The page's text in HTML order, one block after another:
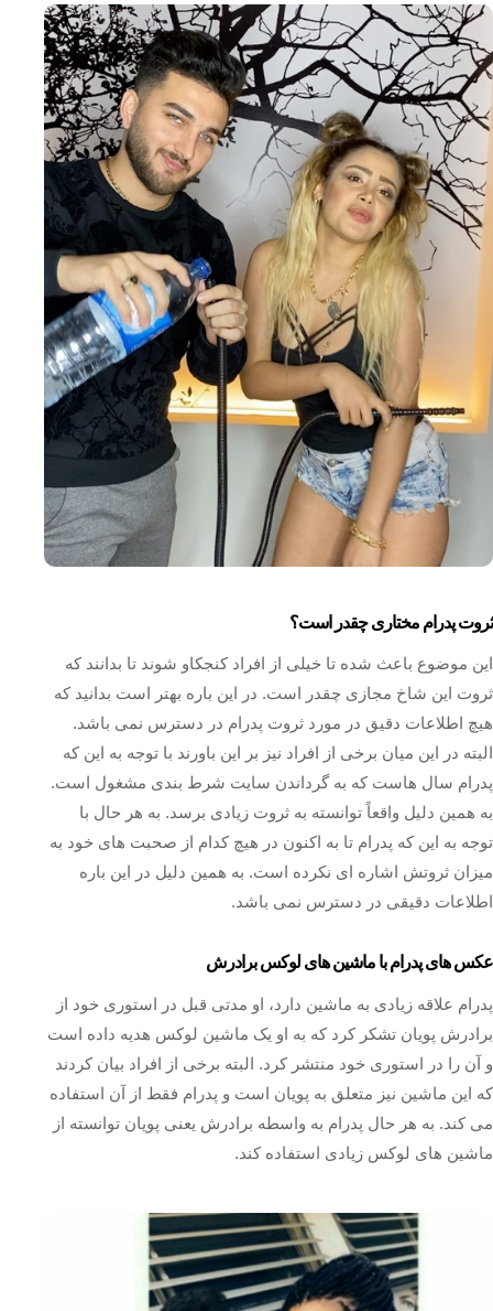
ثروت پدرام مختاری چقدر است؟
این موضوع باعث شده تا خیلی از افراد کنجکاو شوند تا بدانند که
ثروت این شاخ مجازی چقدر است. در این باره بهتر است بدانید که
هیچ اطلاعات دقیق در مورد ثروت پدرام در دسترس نمی‌ باشد.
البته در این میان برخی از افراد نیز بر این باورند با توجه به این که
پدرام سال‌ هاست که به گرداندن سایت شرط‌ بندی مشغول است.
به همین دلیل واقعاً توانسته به ثروت زیادی برسد. به هر حال با
توجه به این که پدرام تا به اکنون در هیچ کدام از صحبت‌ های خود به
میزان ثروتش اشاره‌ ای نکرده است. به همین دلیل در این باره
اطلاعات دقیقی در دسترس نمی باشد.
عکس های پدرام با ماشین های لوکس برادرش
پدرام علاقه زیادی به ماشین دارد، او مدتی قبل در استوری خود از
برادرش پویان تشکر کرد که به او یک ماشین لوکس هدیه داده است
و آن را در استوری خود منتشر کرد. البته برخی از افراد بیان کردند
که این ماشین نیز متعلق به پویان است و پدرام فقط از آن استفاده
می‌ کند. به هر حال پدرام به واسطه برادرش یعنی پویان توانسته از
ماشین های لوکس زیادی استفاده کند.